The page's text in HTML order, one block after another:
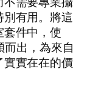
有用。將這
件中，使
而出，為來自
實在在的價